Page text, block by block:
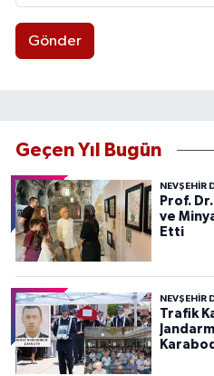
Gönder
Geçen Yıl Bugün
NEVŞEHIR
Prof.
ve
Etti
NEVŞEHIR
Trafik